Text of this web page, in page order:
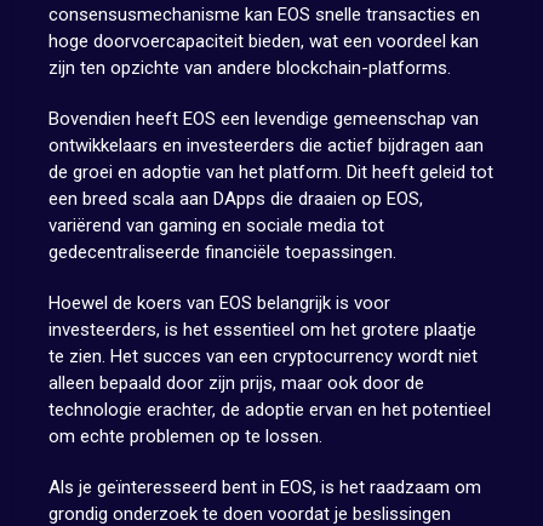
consensusmechanisme kan EOS snelle transacties en
hoge doorvoercapaciteit bieden, wat een voordeel kan
zijn ten opzichte van andere blockchain-platforms.
Bovendien heeft EOS een levendige gemeenschap van
ontwikkelaars en investeerders die actief bijdragen aan
de groei en adoptie van het platform. Dit heeft geleid tot
een breed scala aan DApps die draaien op EOS,
variërend van gaming en sociale media tot
gedecentraliseerde financiële toepassingen.
Hoewel de koers van EOS belangrijk is voor
investeerders, is het essentieel om het grotere plaatje
te zien. Het succes van een cryptocurrency wordt niet
alleen bepaald door zijn prijs, maar ook door de
technologie erachter, de adoptie ervan en het potentieel
om echte problemen op te lossen.
Als je geïnteresseerd bent in EOS, is het raadzaam om
grondig onderzoek te doen voordat je beslissingen